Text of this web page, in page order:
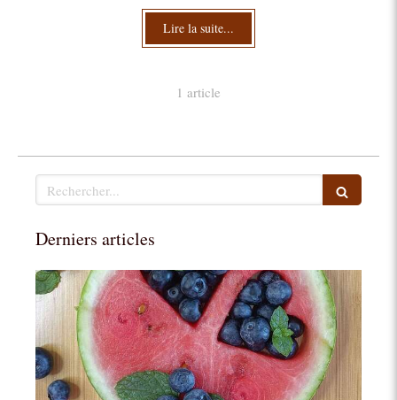
Lire la suite...
1 article
Rechercher
Derniers articles